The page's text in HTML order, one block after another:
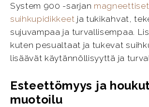
System 900 -sarjan magneettiset
suihkupidikkeet ja tukikahvat,
sujuvampaa ja turvallisempaa.
kuten pesualtaat ja tukevat
lisäävät käytännöllisyyttä ja
Esteettömyys ja
muotoilu